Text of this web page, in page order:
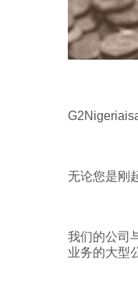
无论您是刚
我们的公司
业务的大型